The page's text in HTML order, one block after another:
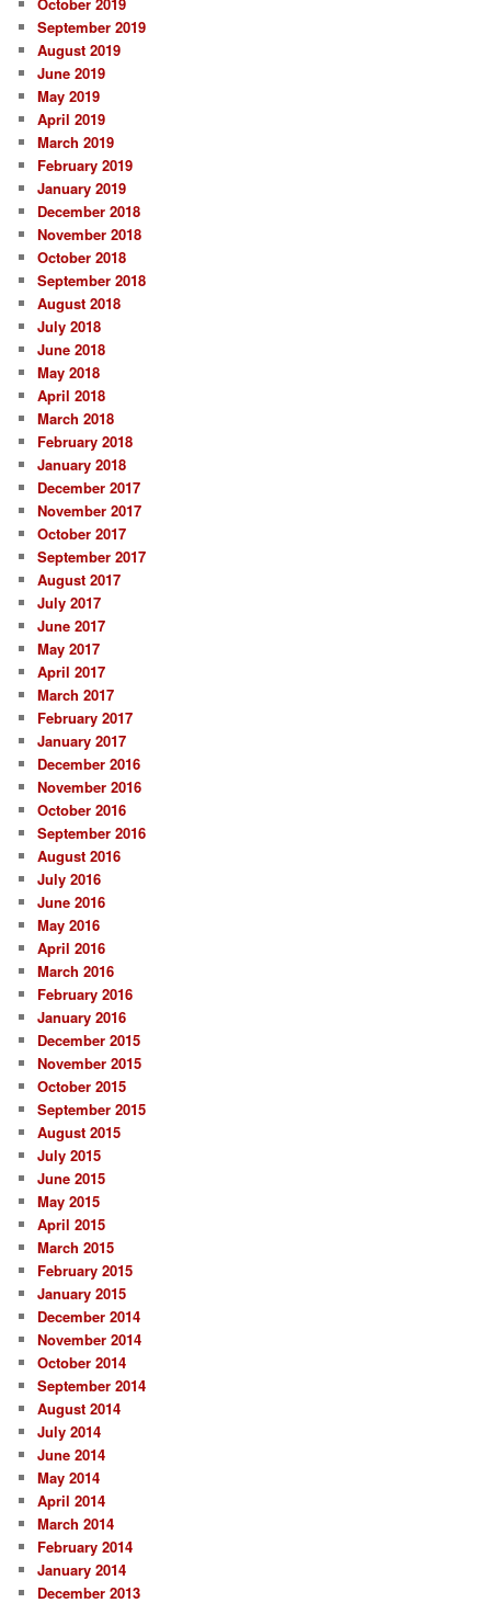
September 2019
August 2019
June 2019
May 2019
April 2019
March 2019
February 2019
January 2019
December 2018
November 2018
October 2018
September 2018
August 2018
July 2018
June 2018
May 2018
April 2018
March 2018
February 2018
January 2018
December 2017
November 2017
October 2017
September 2017
August 2017
July 2017
June 2017
May 2017
April 2017
March 2017
February 2017
January 2017
December 2016
November 2016
October 2016
September 2016
August 2016
July 2016
June 2016
May 2016
April 2016
March 2016
February 2016
January 2016
December 2015
November 2015
October 2015
September 2015
August 2015
July 2015
June 2015
May 2015
April 2015
March 2015
February 2015
January 2015
December 2014
November 2014
October 2014
September 2014
August 2014
July 2014
June 2014
May 2014
April 2014
March 2014
February 2014
January 2014
December 2013